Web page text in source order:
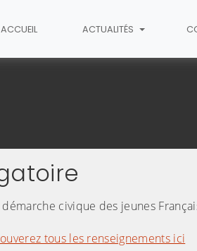
ACCUEIL ACTUALITÉS
civique des jeunes
tous les renseignements ici